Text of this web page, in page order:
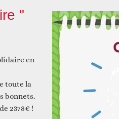
"
en
toute la
bonnets.
2378€ !